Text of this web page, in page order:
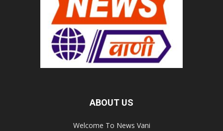
ABOUT US
Welcome To News Vani